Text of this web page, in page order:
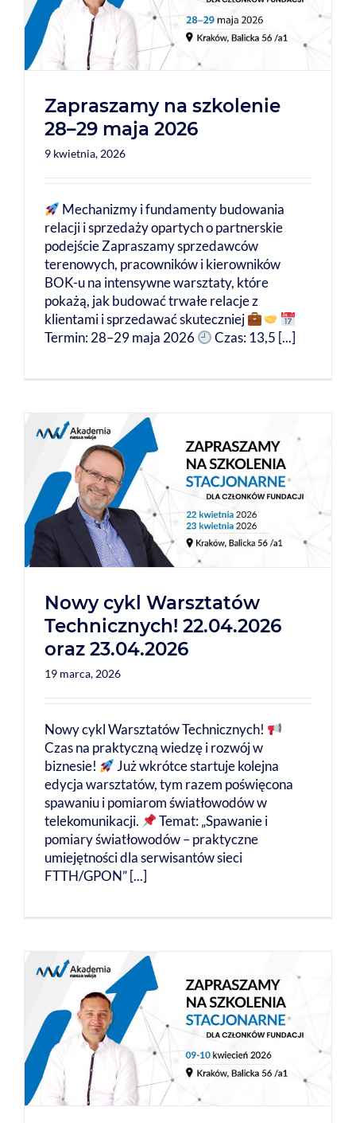
Zapraszamy na szkolenie
28–29 maja 2026
9 kwietnia, 2026
Mechanizmy i fundamenty budowania
relacji i sprzedaży opartych o partnerskie
podejście Zapraszamy sprzedawców
terenowych, pracowników i kierowników
BOK-u na intensywne warsztaty, które
pokażą, jak budować trwałe relacje z
klientami i sprzedawać skuteczniej
Termin: 28–29 maja 2026
Czas: 13,5 [...]
Nowy cykl Warsztatów
Technicznych! 22.04.2026
oraz 23.04.2026
19 marca, 2026
Nowy cykl Warsztatów Technicznych!
Czas na praktyczną wiedzę i rozwój w
biznesie!
Już wkrótce startuje kolejna
edycja warsztatów, tym razem poświęcona
spawaniu i pomiarom światłowodów w
telekomunikacji.
Temat: „Spawanie i
pomiary światłowodów – praktyczne
umiejętności dla serwisantów sieci
FTTH/GPON” [...]